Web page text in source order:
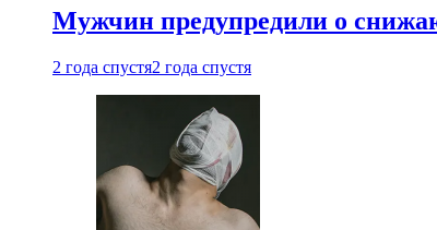
Мужчин предупредили о
2 года спустя2 года спустя